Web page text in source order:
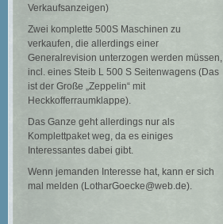
Verkaufsanzeigen)
Zwei komplette 500S Maschinen zu
verkaufen, die allerdings einer
Generalrevision unterzogen werden müssen,
incl. eines Steib L 500 S Seitenwagens (Das
ist der Große „Zeppelin“ mit
Heckkofferraumklappe).
Das Ganze geht allerdings nur als
Komplettpaket weg, da es einiges
Interessantes dabei gibt.
Wenn jemanden Interesse hat, kann er sich
mal melden (LotharGoecke@web.de).